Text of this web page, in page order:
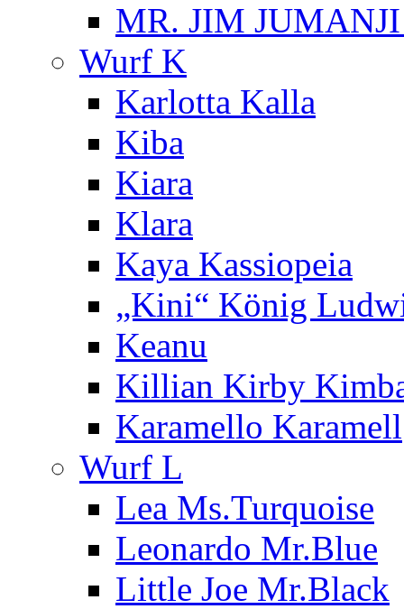
MR. JIM
Wurf K
Karlotta Kalla
Kiba
Kiara
Klara
Kaya Kassiopeia
„Kini“ König
Keanu
Killian Kirby
Karamello Karamell
Wurf L
Lea Ms.Turquoise
Leonardo Mr.Blue
Little Joe Mr.Black